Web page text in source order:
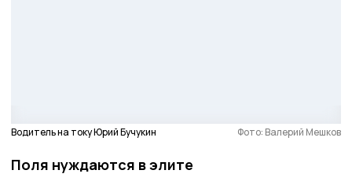
Водитель на току Юрий Бучукин Фото: Валерий Мешков
Поля нуждаются в элите